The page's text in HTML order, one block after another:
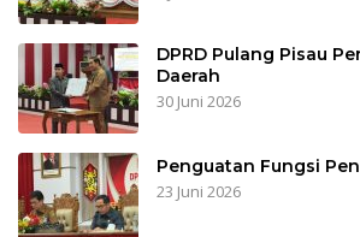
DPRD Pulang Pisau
Daerah
30 Juni 2026
Penguatan Fungsi
23 Juni 2026